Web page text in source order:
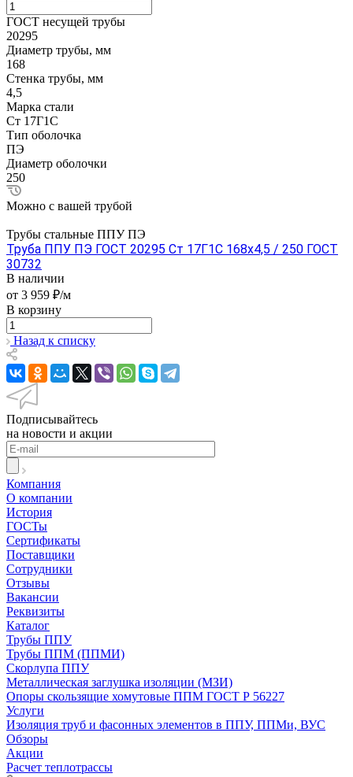
ГОСТ несущей трубы
20295
Диаметр трубы, мм
168
Стенка трубы, мм
4,5
Марка стали
Ст 17Г1С
Тип оболочка
ПЭ
Диаметр оболочки
250
Можно с вашей трубой
Трубы стальные ППУ ПЭ
Труба ППУ ПЭ ГОСТ 20295 Ст 17Г1С 168x4,5 / 250 ГОСТ
30732
В наличии
от 3 959 ₽/м
В корзину
Назад к списку
Подписывайтесь
на новости и акции
Компания
О компании
История
ГОСТы
Сертификаты
Поставщики
Сотрудники
Отзывы
Вакансии
Реквизиты
Каталог
Трубы ППУ
Трубы ППМ (ППМИ)
Скорлупа ППУ
Металлическая заглушка изоляции (МЗИ)
Опоры скользящие хомутовые ППМ ГОСТ Р 56227
Услуги
Изоляция труб и фасонных элементов в ППУ, ППМи, ВУС
Обзоры
Акции
Расчет теплотрассы